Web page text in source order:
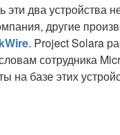
эти два устройства
другие
. Project Solara
сотрудника
на базе этих